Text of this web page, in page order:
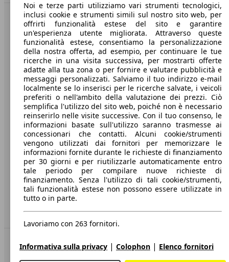
Benvenuti su AutoScout24, il mercato auto europeo.
Società
A proposito di AutoScout24
Stampa
Media
Condizioni generali
Informazioni
Privacy
Dichiarazione di Accessibilità
Servizi
Area rivenditori
Noi e terze parti utilizziamo vari strumenti tecnologici,
inclusi cookie e strumenti simili sul nostro sito web, per
offrirti funzionalità estese del sito e garantire
un'esperienza utente migliorata. Attraverso queste
funzionalità estese, consentiamo la personalizzazione
della nostra offerta, ad esempio, per continuare le tue
ricerche in una visita successiva, per mostrarti offerte
adatte alla tua zona o per fornire e valutare pubblicità e
messaggi personalizzati. Salviamo il tuo indirizzo e-mail
localmente se lo inserisci per le ricerche salvate, i veicoli
preferiti o nell'ambito della valutazione dei prezzi. Ciò
semplifica l'utilizzo del sito web, poiché non è necessario
reinserirlo nelle visite successive. Con il tuo consenso, le
informazioni basate sull'utilizzo saranno trasmesse ai
concessionari che contatti. Alcuni cookie/strumenti
vengono utilizzati dai fornitori per memorizzare le
informazioni fornite durante le richieste di finanziamento
per 30 giorni e per riutilizzarle automaticamente entro
tale periodo per compilare nuove richieste di
finanziamento. Senza l'utilizzo di tali cookie/strumenti,
tali funzionalità estese non possono essere utilizzate in
tutto o in parte.
Lavoriamo con 263 fornitori.
Informativa sulla privacy | Colophon | Elenco fornitori